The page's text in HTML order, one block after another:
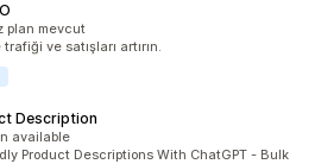
plan mevcut
ve satışları artırın.
Description
available
Product Descriptions With ChatGPT - Bulk